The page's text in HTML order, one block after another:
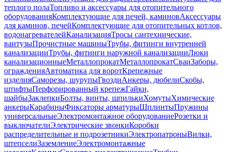
теплого полаТопливо и аксессуары для отопительного
оборудованияКомплектующие для печей, каминовАксессуары
для каминов, печейКомплектующие для отопительных котлов,
водонагревателейКанализацияТросы сантехнические,
вантузыПрочистные машиныТрубы, фитинги внутренней
канализацииТрубы, фитинги наружной канализацииЛюки
канализационныеМеталлопрокатМеталлопрокатСваиЗаборы,
огражденияАвтоматика для воротКрепежные
изделияСаморезы, шурупыГвоздиАнкеры, дюбелиСкобы,
штифтыПерфорированный крепежГайки,
шайбыЗаклепкиБолты, винты, шпилькиХомутыХимические
анкерыКарабиныФиксаторы арматурыШплинтыПружины
универсальныеЭлектромонтажное оборудованиеРозетки и
выключателиЭлектрические звонкиКоробки
распределительные и подрозетникиЭлектропатроныВилки,
штепселиЗаземлениеЭлектромонтажные